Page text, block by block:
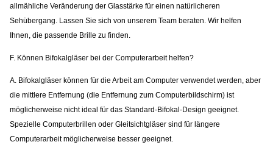
allmähliche Veränderung der Glasstärke für einen natürlicheren
Sehübergang. Lassen Sie sich von unserem Team beraten. Wir helfen
Ihnen, die passende Brille zu finden.
F. Können Bifokalgläser bei der Computerarbeit helfen?
A. Bifokalgläser können für die Arbeit am Computer verwendet werden, aber
die mittlere Entfernung (die Entfernung zum Computerbildschirm) ist
möglicherweise nicht ideal für das Standard-Bifokal-Design geeignet.
Spezielle Computerbrillen oder Gleitsichtgläser sind für längere
Computerarbeit möglicherweise besser geeignet.